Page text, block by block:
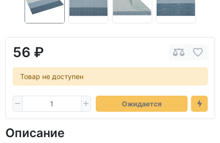
56 ₽
Товар не доступен
Ожидается
Описание